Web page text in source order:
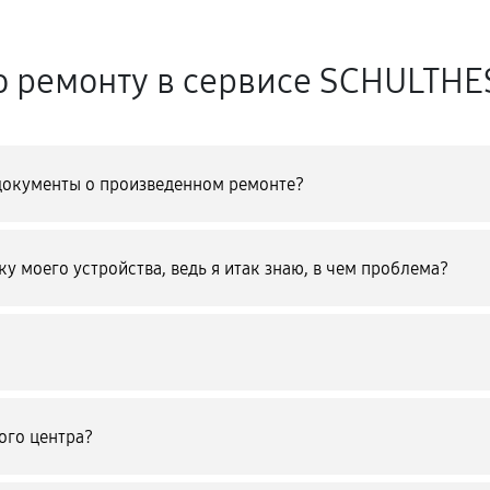
в сервисе
о произведенном ремонте?
моего устройства, ведь я итак знаю, в чем проблема?
центра?